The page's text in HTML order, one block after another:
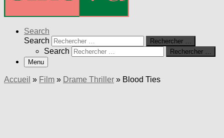
Search
Search
Rechercher …
Search
Rechercher …
Menu
Accueil » Film » Drame Thriller » Blood Ties